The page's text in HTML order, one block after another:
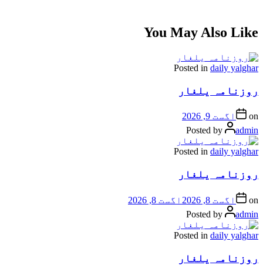
You May Also Like
Posted in daily yalghar
روزنامہ یلغار
on
اگست 9, 2026
Posted by
admin
Posted in daily yalghar
روزنامہ یلغار
on اگست 8, 2026
اگست 8, 2026
Posted by
admin
Posted in daily yalghar
روزنامہ یلغار